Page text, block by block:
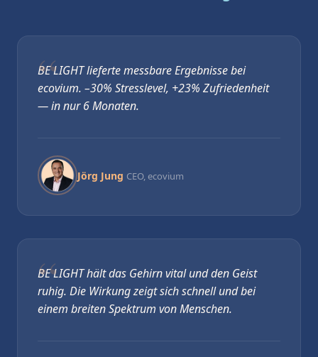
BE LIGHT lieferte messbare Ergebnisse bei
ecovium. –30% Stresslevel, +23% Zufriedenheit
— in nur 6 Monaten.
Jörg Jung CEO, ecovium
BE LIGHT hält das Gehirn vital und den Geist
ruhig. Die Wirkung zeigt sich schnell und bei
einem breiten Spektrum von Menschen.